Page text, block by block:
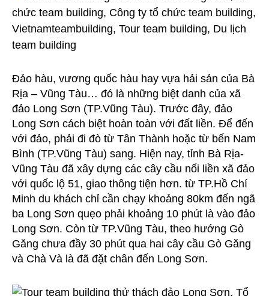
Đảo hàu, vương quốc hàu hay vựa hải sản của Bà
Rịa – Vũng Tàu… đó là những biệt danh của xã
đảo Long Sơn (TP.Vũng Tàu). Trước đây, đảo
Long Sơn cách biệt hoàn toàn với đất liền. Để đến
với đảo, phải đi đò từ Tân Thành hoặc từ bến Nam
Bình (TP.Vũng Tàu) sang. Hiện nay, tỉnh Bà Rịa-
Vũng Tàu đã xây dựng các cây cầu nối liền xã đảo
với quốc lộ 51, giao thông tiện hơn. từ TP.Hồ Chí
Minh du khách chỉ cần chạy khoảng 80km đến ngã
ba Long Sơn quẹo phải khoảng 10 phút là vào đảo
Long Sơn. Còn từ TP.Vũng Tàu, theo hướng Gò
Găng chưa đầy 30 phút qua hai cây cầu Gò Găng
và Chà Và là đã đặt chân đến Long Sơn.